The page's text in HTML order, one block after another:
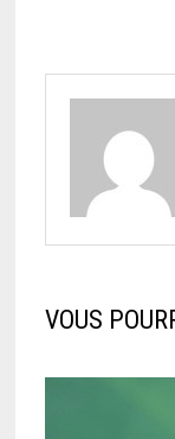
VOUS